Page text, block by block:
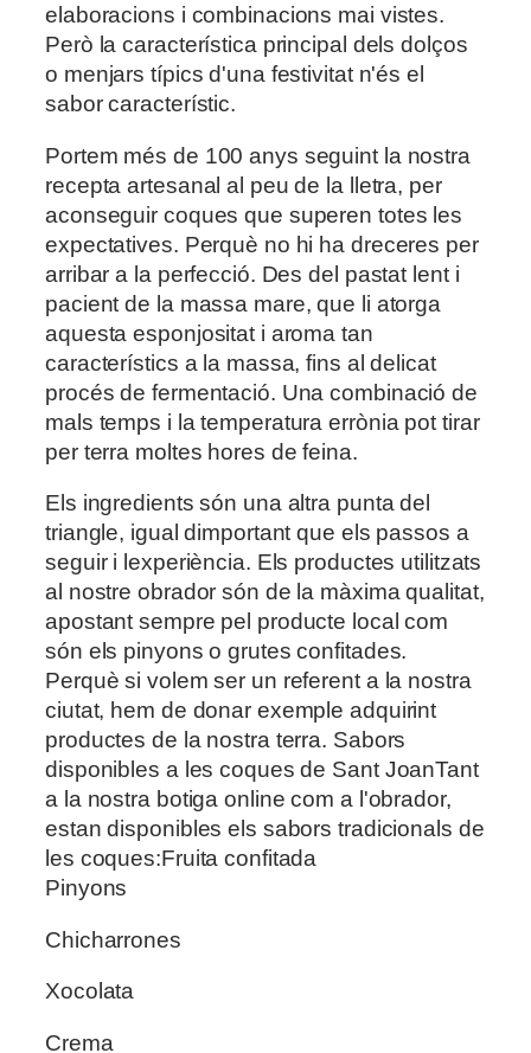
elaboracions i combinacions mai vistes.
Però la característica principal dels dolços
o menjars típics d'una festivitat n'és el
sabor característic.
Portem més de 100 anys seguint la nostra
recepta artesanal al peu de la lletra, per
aconseguir coques que superen totes les
expectatives. Perquè no hi ha dreceres per
arribar a la perfecció. Des del pastat lent i
pacient de la massa mare, que li atorga
aquesta esponjositat i aroma tan
característics a la massa, fins al delicat
procés de fermentació. Una combinació de
mals temps i la temperatura errònia pot tirar
per terra moltes hores de feina.
Els ingredients són una altra punta del
triangle, igual dimportant que els passos a
seguir i lexperiència. Els productes utilitzats
al nostre obrador són de la màxima qualitat,
apostant sempre pel producte local com
són els pinyons o grutes confitades.
Perquè si volem ser un referent a la nostra
ciutat, hem de donar exemple adquirint
productes de la nostra terra. Sabors
disponibles a les coques de Sant JoanTant
a la nostra botiga online com a l'obrador,
estan disponibles els sabors tradicionals de
les coques:Fruita confitada
Pinyons
Chicharrones
Xocolata
Crema